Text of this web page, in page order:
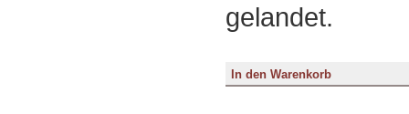
gelandet.